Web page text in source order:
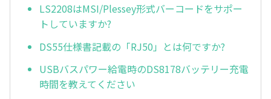
LS2208はMSI/Plessey形式バーコードをサポー
トしていますか?
DS55仕様書記載の「RJ50」とは何ですか?
USBバスパワー給電時のDS8178バッテリー充電
時間を教えてください